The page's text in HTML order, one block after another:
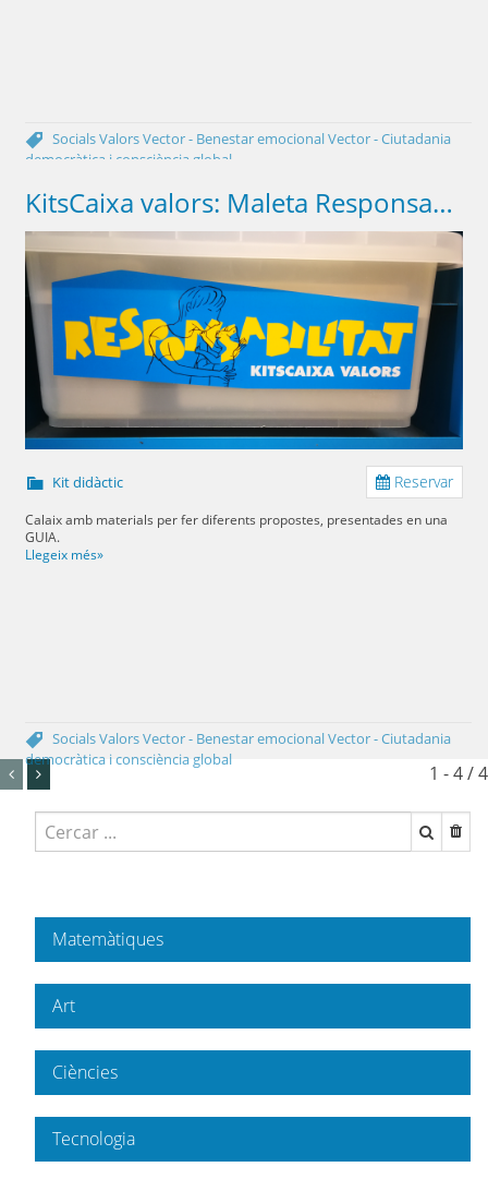
SocialsValorsVector - Benestar emocionalVector - Ciutadania
democràtica i consciència global
KitsCaixa valors: Maleta Responsabilitat
Reservar
Kit didàctic
Calaix amb materials per fer diferents propostes, presentades en una
GUIA.
Llegeix més»
SocialsValorsVector - Benestar emocionalVector - Ciutadania
democràtica i consciència global
1 - 4 / 4
Matemàtiques
Art
Ciències
Tecnologia